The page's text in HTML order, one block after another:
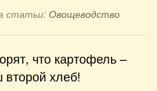
статьи:Овощеводство
что картофель –
второй хлеб!